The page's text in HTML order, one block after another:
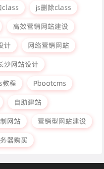
class
js删除class
高效营销网站建设
计
网络营销网站
沙网站设计
程
Pbootcms
自助建站
网站
营销型网站建设
器购买